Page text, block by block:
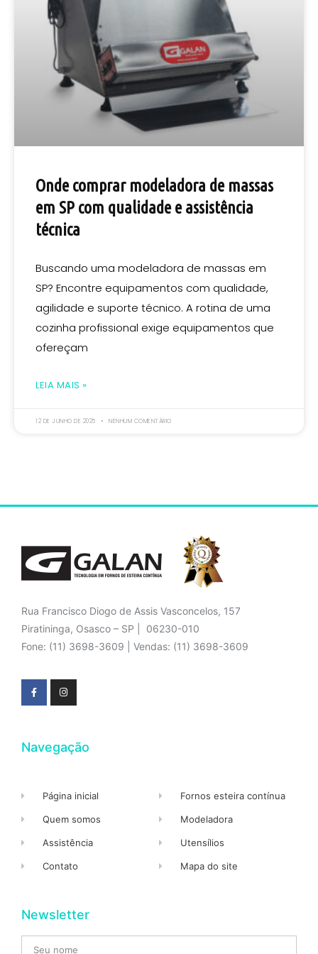
Onde comprar modeladora de massas
em SP com qualidade e assistência
técnica
Buscando uma modeladora de massas em
SP? Encontre equipamentos com qualidade,
agilidade e suporte técnico. A rotina de uma
cozinha profissional exige equipamentos que
ofereçam
LEIA MAIS »
12 DE JUNHO DE 2025 NENHUM COMENTÁRIO
Rua Francisco Diogo de Assis Vasconcelos, 157
Piratininga, Osasco – SP | 06230-010
Fone: (11) 3698-3609 | Vendas: (11) 3698-3609
Navegação
Página inicial
Quem somos
Assistência
Contato
Fornos esteira contínua
Modeladora
Utensílios
Mapa do site
Newsletter